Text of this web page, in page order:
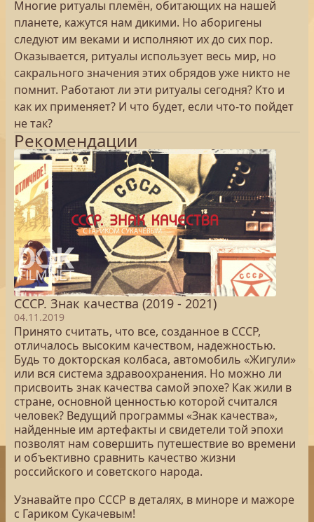
Многие ритуалы племён, обитающих на нашей
планете, кажутся нам дикими. Но аборигены
следуют им веками и исполняют их до сих пор.
Оказывается, ритуалы использует весь мир, но
сакрального значения этих обрядов уже никто не
помнит. Работают ли эти ритуалы сегодня? Кто и
как их применяет? И что будет, если что-то пойдет
не так?
Рекомендации
СССР. Знак качества (2019 - 2021)
04.11.2019
Принято считать, что все, созданное в СССР,
отличалось высоким качеством, надежностью.
Будь то докторская колбаса, автомобиль «Жигули»
или вся система здравоохранения. Но можно ли
присвоить знак качества самой эпохе? Как жили в
стране, основной ценностью которой считался
человек? Ведущий программы «Знак качества»,
найденные им артефакты и свидетели той эпохи
позволят нам совершить путешествие во времени
и объективно сравнить качество жизни
российского и советского народа.
Узнавайте про СССР в деталях, в миноре и мажоре
с Гариком Сукачевым!